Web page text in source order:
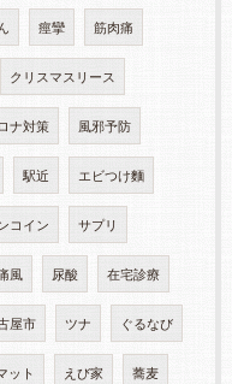
痙攣 筋肉痛
クリスマスリース
ナ対策 風邪予防
駅近 エビつけ麵
コイン サプリ
風 尿酸 在宅診療
屋市 ツナ ぐるなび
ット えび家 蕎麦